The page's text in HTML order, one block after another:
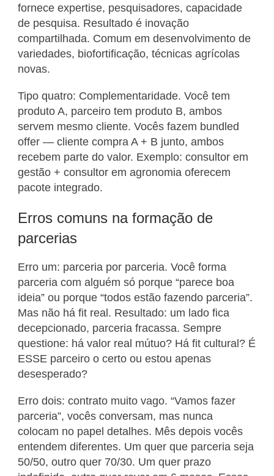
fornece expertise, pesquisadores, capacidade
de pesquisa. Resultado é inovação
compartilhada. Comum em desenvolvimento de
variedades, biofortificação, técnicas agrícolas
novas.
Tipo quatro: Complementaridade. Você tem
produto A, parceiro tem produto B, ambos
servem mesmo cliente. Vocês fazem bundled
offer — cliente compra A + B junto, ambos
recebem parte do valor. Exemplo: consultor em
gestão + consultor em agronomia oferecem
pacote integrado.
Erros comuns na formação de
parcerias
Erro um: parceria por parceria. Você forma
parceria com alguém só porque “parece boa
ideia” ou porque “todos estão fazendo parceria”.
Mas não há fit real. Resultado: um lado fica
decepcionado, parceria fracassa. Sempre
questione: há valor real mútuo? Há fit cultural? É
ESSE parceiro o certo ou estou apenas
desesperado?
Erro dois: contrato muito vago. “Vamos fazer
parceria”, vocês conversam, mas nunca
colocam no papel detalhes. Mês depois vocês
entendem diferentes. Um quer que parceria seja
50/50, outro quer 70/30. Um quer prazo